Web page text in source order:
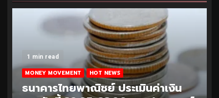
1 min read
MONEY MOVEMENT HOT NEWS
ธนาคารไทยพาณิชย์ ประเมินค่าเงิน